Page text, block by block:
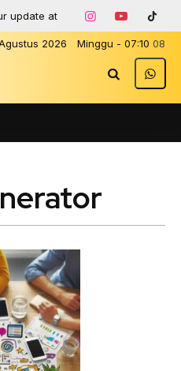
update at
2026 Minggu - 07:10 08